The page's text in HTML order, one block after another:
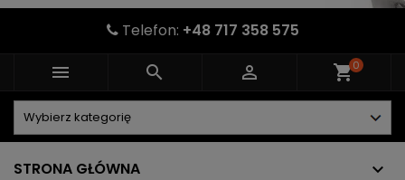
Telefon: +48 717 358 575
   shopping_cart0
STRONA GŁÓWNA